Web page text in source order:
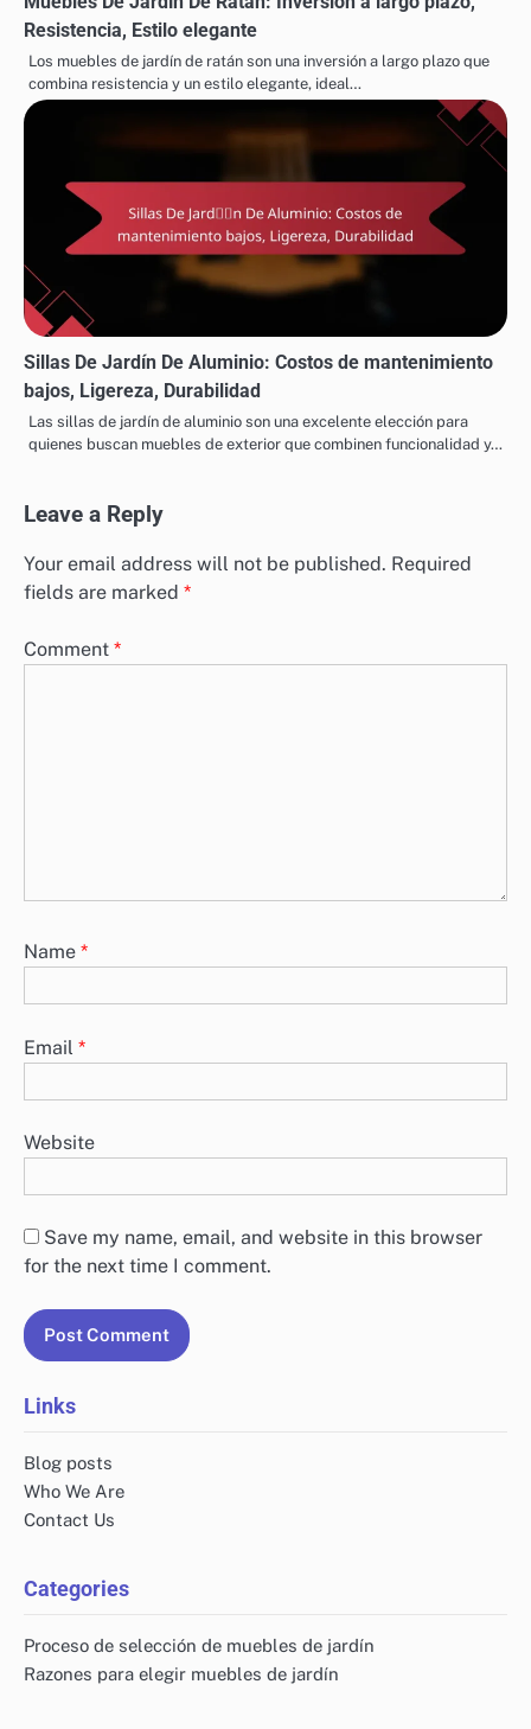
Resistencia, Estilo elegante
Los muebles de jardín de ratán son una inversión a largo plazo que
combina resistencia y un estilo elegante, ideal…
Sillas De Jardín De Aluminio: Costos de mantenimiento
bajos, Ligereza, Durabilidad
Las sillas de jardín de aluminio son una excelente elección para
quienes buscan muebles de exterior que combinen funcionalidad y…
Leave a Reply
Your email address will not be published. Required
fields are marked *
Comment *
Name *
Email *
Website
Save my name, email, and website in this browser
for the next time I comment.
Links
Blog posts
Who We Are
Contact Us
Categories
Proceso de selección de muebles de jardín
Razones para elegir muebles de jardín